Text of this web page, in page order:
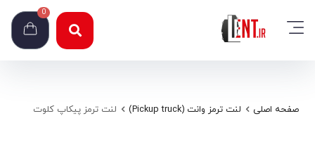
0
صفحه اصلی لنت ترمز وانت (Pickup truck) لنت ترمز پیکاپ کلوت